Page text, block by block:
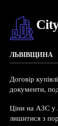
ЛЬВІВЩИНА
Договір
документи,
Ціни на АЗС у
лишитися з